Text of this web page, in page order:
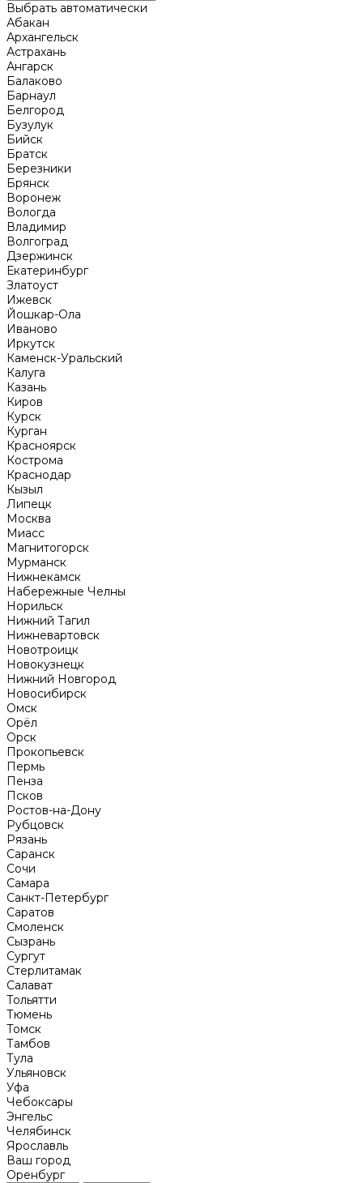
Выбрать автоматически
Абакан
Архангельск
Астрахань
Ангарск
Балаково
Барнаул
Белгород
Бузулук
Бийск
Братск
Березники
Брянск
Воронеж
Вологда
Владимир
Волгоград
Дзержинск
Екатеринбург
Златоуст
Ижевск
Йошкар-Ола
Иваново
Иркутск
Каменск-Уральский
Калуга
Казань
Киров
Курск
Курган
Красноярск
Кострома
Краснодар
Кызыл
Липецк
Москва
Миасс
Магнитогорск
Мурманск
Нижнекамск
Набережные Челны
Норильск
Нижний Тагил
Нижневартовск
Новотроицк
Новокузнецк
Нижний Новгород
Новосибирск
Омск
Орёл
Орск
Прокопьевск
Пермь
Пенза
Псков
Ростов-на-Дону
Рубцовск
Рязань
Саранск
Сочи
Самара
Санкт-Петербург
Саратов
Смоленск
Сызрань
Сургут
Стерлитамак
Салават
Тольятти
Тюмень
Томск
Тамбов
Тула
Ульяновск
Уфа
Чебоксары
Энгельс
Челябинск
Ярославль
Ваш город
Оренбург